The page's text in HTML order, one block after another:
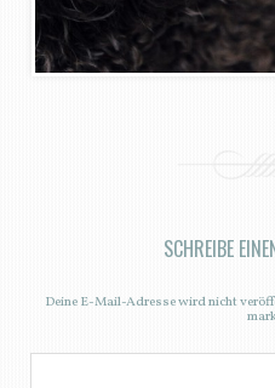
SCHREIBE
Deine E-Mail-Adresse wird nicht